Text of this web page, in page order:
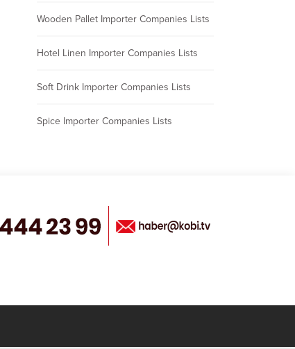
Wooden Pallet Importer Companies Lists
Hotel Linen Importer Companies Lists
Soft Drink Importer Companies Lists
Spice Importer Companies Lists